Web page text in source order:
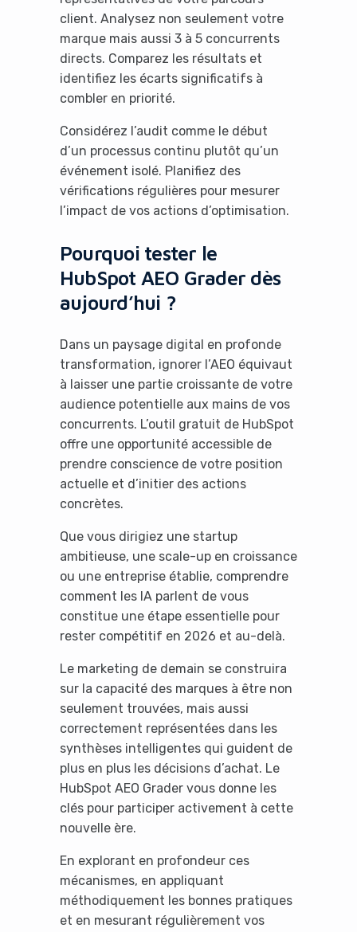
client. Analysez non seulement votre
marque mais aussi 3 à 5 concurrents
directs. Comparez les résultats et
identifiez les écarts significatifs à
combler en priorité.
Considérez l’audit comme le début
d’un processus continu plutôt qu’un
événement isolé. Planifiez des
vérifications régulières pour mesurer
l’impact de vos actions d’optimisation.
Pourquoi tester le
HubSpot AEO Grader dès
aujourd’hui ?
Dans un paysage digital en profonde
transformation, ignorer l’AEO équivaut
à laisser une partie croissante de votre
audience potentielle aux mains de vos
concurrents. L’outil gratuit de HubSpot
offre une opportunité accessible de
prendre conscience de votre position
actuelle et d’initier des actions
concrètes.
Que vous dirigiez une startup
ambitieuse, une scale-up en croissance
ou une entreprise établie, comprendre
comment les IA parlent de vous
constitue une étape essentielle pour
rester compétitif en 2026 et au-delà.
Le marketing de demain se construira
sur la capacité des marques à être non
seulement trouvées, mais aussi
correctement représentées dans les
synthèses intelligentes qui guident de
plus en plus les décisions d’achat. Le
HubSpot AEO Grader vous donne les
clés pour participer activement à cette
nouvelle ère.
En explorant en profondeur ces
mécanismes, en appliquant
méthodiquement les bonnes pratiques
et en mesurant régulièrement vos